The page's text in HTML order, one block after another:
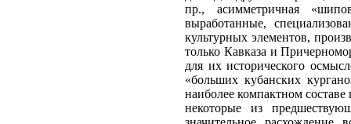
пр., асимметричная
выработанные,
культурных элементов,
только Кавказа и
для их исторического
«больших кубанских
наиболее компактном
некоторые из